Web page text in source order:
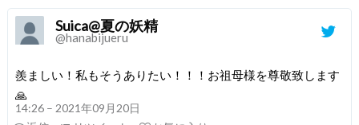
Suica@夏の妖精
@hanabijueru
羨ましい！私もそうありたい！！！お祖母様を尊敬致します
🙏
14:26 – 2021年09月20日